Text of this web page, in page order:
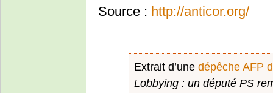
Source : http://anticor.org/
Extrait d’une dépêche AFP
Lobbying : un député PS